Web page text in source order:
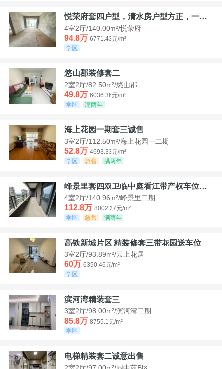
悦荣府套四户型，清水房户型方正，一口价94，8
4室2厅/140.00m²/悦荣府
94.8万 6771.43元/m²
学区
悠山郡装修套二
2室2厅/82.50m²/悠山郡
49.8万 6036.36元/m²
学区
满两年
海上花园一期套三诚售
3室2厅/112.50m²/海上花园一二期
52.8万 4693.33元/m²
学区
急售 满两年
峰景里套四双卫临中庭看江带产权车位诚售
4室2厅/140.96m²/峰景里二期
112.8万 8002.27元/m²
学区
急售 满两年
高铁新城片区 精装修套三带花园送车位
3室2厅/93.89m²/云上花居
60万 6390.46元/m²
学区
滨河湾精装套三
3室2厅/98.00m²/滨河湾二期
85.8万 8755.1元/m²
学区
电梯精装套二诚意出售